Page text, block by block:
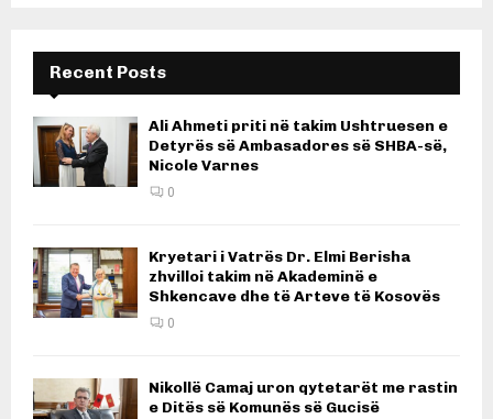
Recent Posts
Ali Ahmeti priti në takim Ushtruesen e
Detyrës së Ambasadores së SHBA-së,
Nicole Varnes
0
Kryetari i Vatrës Dr. Elmi Berisha
zhvilloi takim në Akademinë e
Shkencave dhe të Arteve të Kosovës
0
Nikollë Camaj uron qytetarët me rastin
e Ditës së Komunës së Gucisë